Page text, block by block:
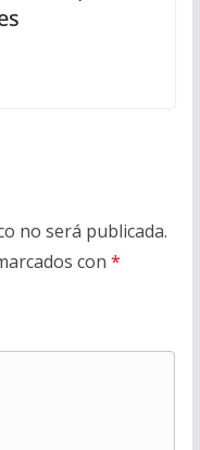
no será publicada.
con *